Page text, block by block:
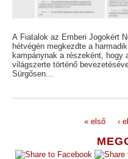
A Fiatalok az Emberi Jogokért
hétvégén megkezdte a
kampánynak a részeként, hogy
világszerte történő
Sürgősen...
« első ‹